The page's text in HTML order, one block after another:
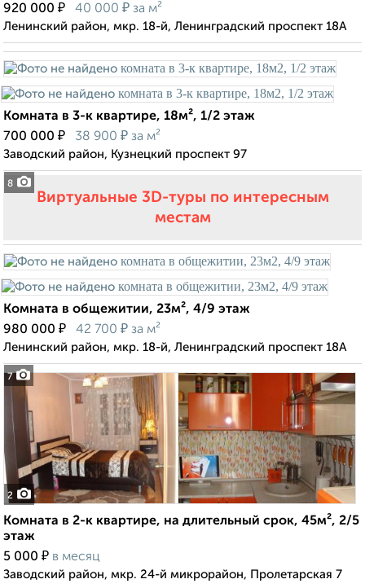
920 000 ₽ 40 000 ₽ за м²
Ленинский район, мкр. 18-й, Ленинградский проспект 18А
8
Комната в 3-к квартире, 18м², 1/2 этаж
700 000 ₽ 38 900 ₽ за м²
Заводский район, Кузнецкий проспект 97
Виртуальные 3D-туры по интересным
местам
7
Комната в общежитии, 23м², 4/9 этаж
980 000 ₽ 42 700 ₽ за м²
Ленинский район, мкр. 18-й, Ленинградский проспект 18А
2
Комната в 2-к квартире, на длительный срок, 45м², 2/5
этаж
5 000 ₽ в месяц
Заводский район, мкр. 24-й микрорайон, Пролетарская 7